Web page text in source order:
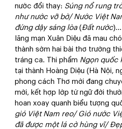
nước đổi thay: Súng nổ rung
như nước vỡ bờ/ Nước Việt
đứng dậy sáng lòa(Đất nước)…
lãng mạn Xuân Diệu đã mau
thành sớm hai bài thơ trường
tráng ca. Thi phẩm Ngọn quốc
tại thành Hoàng Diệu (Hà Nội,
phong cách Thơ mới đang
mới, kết hợp lớp từ ngữ đời
hoan xoay quanh biểu tượng
gió Việt Nam reo/ Gió nước
đã được một lá cờ hùng vĩ/